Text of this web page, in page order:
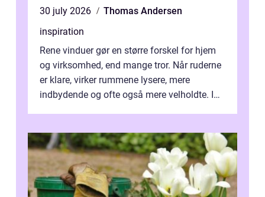
30 july 2026
Thomas Andersen
inspiration
Rene vinduer gør en større forskel for hjem
og virksomhed, end mange tror. Når ruderne
er klare, virker rummene lysere, mere
indbydende og ofte også mere velholdte. I